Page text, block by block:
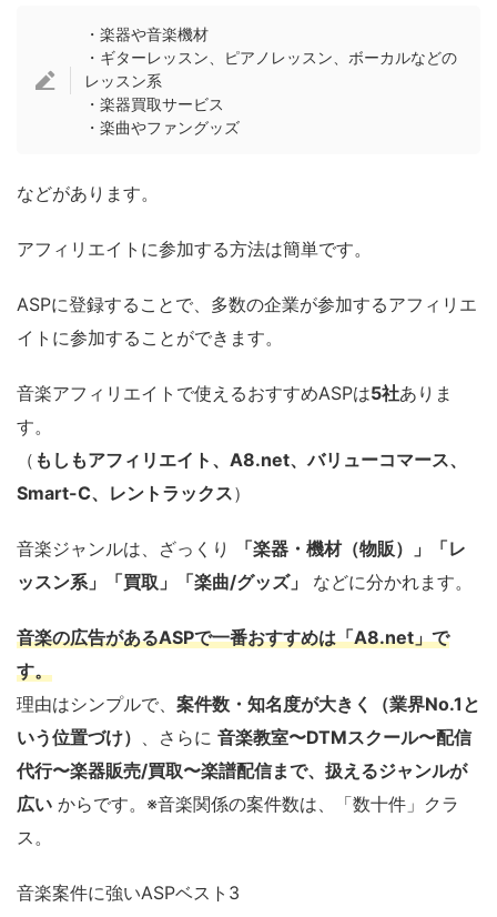
・楽器や音楽機材
・ギターレッスン、ピアノレッスン、ボーカルなどの
レッスン系
・楽器買取サービス
・楽曲やファングッズ
などがあります。
アフィリエイトに参加する方法は簡単です。
ASPに登録することで、多数の企業が参加するアフィリエ
イトに参加することができます。
音楽アフィリエイトで使えるおすすめASPは5社ありま
す。
（ もしもアフィリエイト、A8.net、バリューコマース、
Smart-C、レントラックス）
音楽ジャンルは、ざっくり
「楽器・機材（物販）」「レ
ッスン系」「買取」「楽曲/グッズ」
などに分かれます。
音楽の広告があるASPで一番おすすめは「A8.net」で
す。
理由はシンプルで、 案件数・知名度が大きく（業界No.1と
いう位置づけ） 、さらに 音楽教室〜DTMスクール〜配信
代行〜楽器販売/買取〜楽譜配信まで、扱えるジャンルが
広い からです。※音楽関係の案件数は、「数十件」クラ
ス。
音楽案件に強いASPベスト3